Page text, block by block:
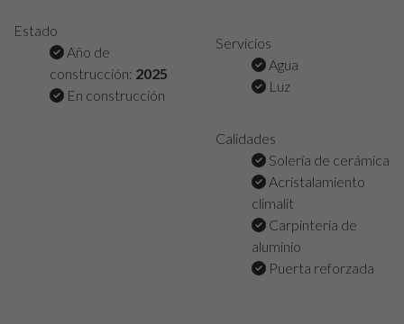
Estado
Año de
construcción: 2025
En construcción
Servicios
Agua
Luz
Calidades
Solería de cerámica
Acristalamiento
climalit
Carpintería de
aluminio
Puerta reforzada